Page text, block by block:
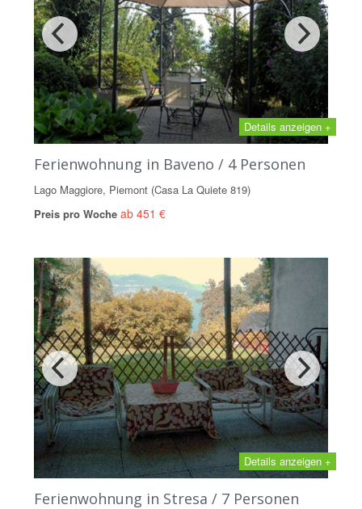
Details anzeigen +
Ferienwohnung in Baveno / 4 Personen
Lago Maggiore, Piemont (Casa La Quiete 819)
Preis pro Woche ab 451 €
Details anzeigen +
Ferienwohnung in Stresa / 7 Personen